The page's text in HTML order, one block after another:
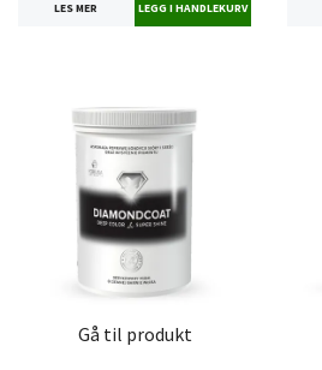
LES MER
Gå til produkt